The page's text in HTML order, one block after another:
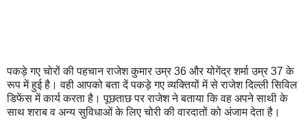
पकड़े गए चोरों की पहचान राजेश कुमार उम्र 36 और योगेंद्र शर्मा उम्र 37 के
रूप में हुई है। वही आपको बता दें पकड़े गए व्यक्तियों में से राजेश दिल्ली सिविल
डिफेंस में कार्य करता है। पूछताछ पर राजेश ने बताया कि वह अपने साथी के
साथ शराब व अन्य सुविधाओं के लिए चोरी की वारदातों को अंजाम देता है।